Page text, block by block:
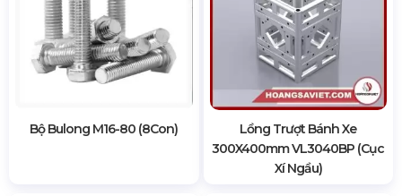
Bộ Bulong M16-80 (8Con)
Lồng Trượt Bánh Xe
300X400mm VL3040BP (Cục
Xí Ngầu)